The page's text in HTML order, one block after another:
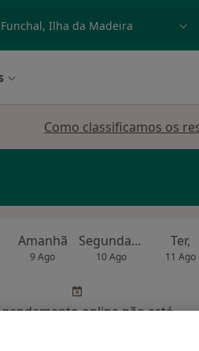
Como classificamos os
Amanhã
9 Ago
Segunda-feira
10 Ago
Ter,
11 Ago
online não está